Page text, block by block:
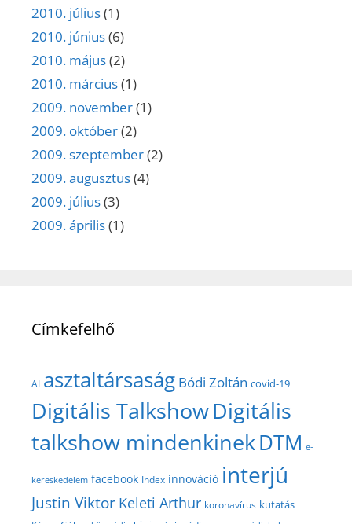
2010. július(1)
2010. június(6)
2010. május(2)
2010. március(1)
2009. november(1)
2009. október(2)
2009. szeptember(2)
2009. augusztus(4)
2009. július(3)
2009. április(1)
Címkefelhő
AI asztaltársaság Bódi Zoltán covid-19
Digitális TalkshowDigitális
talkshow mindenkinekDTM e-
kereskedelem facebook Index innováció interjú
Justin Viktor Keleti Arthur koronavírus kutatás